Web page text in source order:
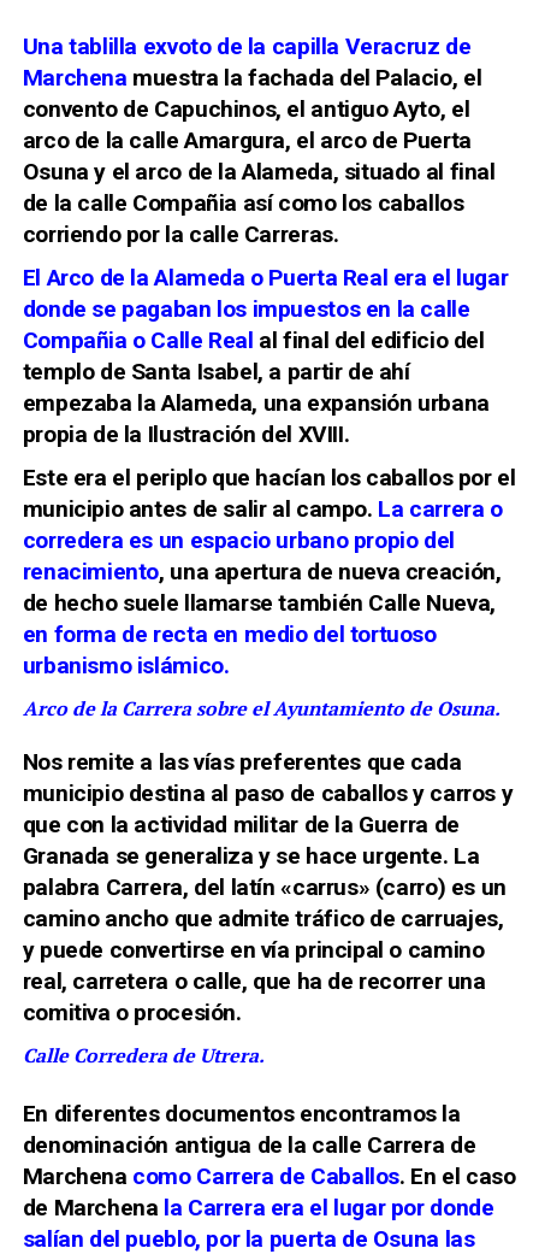
Una tablilla exvoto de la capilla Veracruz de
Marchena muestra la fachada del Palacio, el
convento de Capuchinos, el antiguo Ayto, el
arco de la calle Amargura, el arco de Puerta
Osuna y el arco de la Alameda, situado al final
de la calle Compañia así como los caballos
corriendo por la calle Carreras.
El Arco de la Alameda o Puerta Real era el lugar
donde se pagaban los impuestos en la calle
Compañia o Calle Real al final del edificio del
templo de Santa Isabel, a partir de ahí
empezaba la Alameda, una expansión urbana
propia de la Ilustración del XVIII.
Este era el periplo que hacían los caballos por el
municipio antes de salir al campo. La carrera o
corredera es un espacio urbano propio del
renacimiento, una apertura de nueva creación,
de hecho suele llamarse también Calle Nueva,
en forma de recta en medio del tortuoso
urbanismo islámico.
Arco de la Carrera sobre el Ayuntamiento de Osuna.
Nos remite a las vías preferentes que cada
municipio destina al paso de caballos y carros y
que con la actividad militar de la Guerra de
Granada se generaliza y se hace urgente. La
palabra Carrera, del latín «carrus» (carro) es un
camino ancho que admite tráfico de carruajes,
y puede convertirse en vía principal o camino
real, carretera o calle, que ha de recorrer una
comitiva o procesión.
Calle Corredera de Utrera.
En diferentes documentos encontramos la
denominación antigua de la calle Carrera de
Marchena como Carrera de Caballos. En el caso
de Marchena la Carrera era el lugar por donde
salían del pueblo, por la puerta de Osuna las